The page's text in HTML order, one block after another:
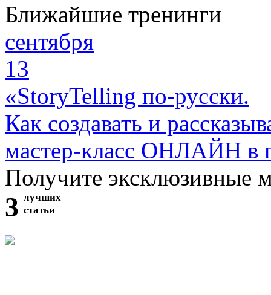
Ближайшие тренинги
сентября
13
«StoryTelling по-русски.
Как создавать и
мастер-класс ОНЛАЙН в
Получите эксклюзивные
3 лучших
статьи